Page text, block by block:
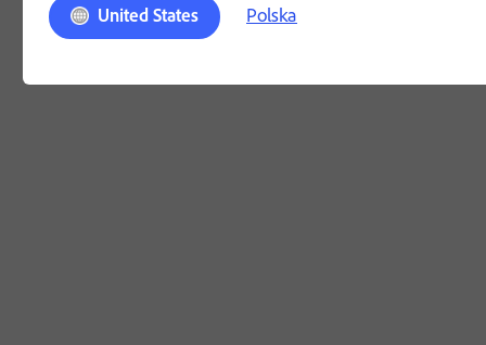
United States Polska